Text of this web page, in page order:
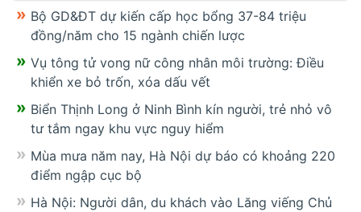
Bộ GD&ĐT dự kiến cấp học bổng 37-84 triệu
đồng/năm cho 15 ngành chiến lược
Vụ tông tử vong nữ công nhân môi trường: Điều
khiển xe bỏ trốn, xóa dấu vết
Biển Thịnh Long ở Ninh Bình kín người, trẻ nhỏ vô
tư tắm ngay khu vực nguy hiểm
Mùa mưa năm nay, Hà Nội dự báo có khoảng 220
điểm ngập cục bộ
Hà Nội: Người dân, du khách vào Lăng viếng Chủ